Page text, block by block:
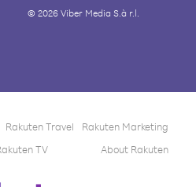
© 2026Viber Media S.à r.l.
Rakuten Travel
Rakuten Marketing
TV About Rakuten